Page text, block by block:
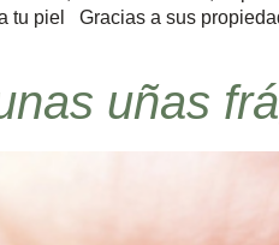
tu piel Gracias a sus
uñas